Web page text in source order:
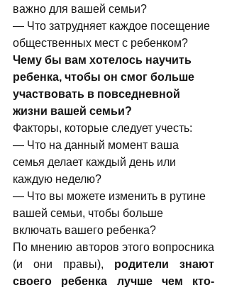
важно для вашей семьи?
— Что затрудняет каждое посещение
общественных мест с ребенком?
Чему бы вам хотелось научить
ребенка, чтобы он смог больше
участвовать в повседневной
жизни вашей семьи?
Факторы, которые следует учесть:
— Что на данный момент ваша
семья делает каждый день или
каждую неделю?
— Что вы можете изменить в рутине
вашей семьи, чтобы больше
включать вашего ребенка?
По мнению авторов этого вопросника
(и они правы), родители знают
своего ребенка лучше чем кто-